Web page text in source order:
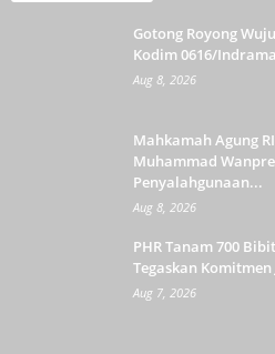
Gotong Royong
Kodim 0616/
Aug 8, 2026
Mahkamah Agung
Muhammad
Penyalahgunaan...
Aug 8, 2026
PHR Tanam 700
Tegaskan Komitmen
Aug 7, 2026